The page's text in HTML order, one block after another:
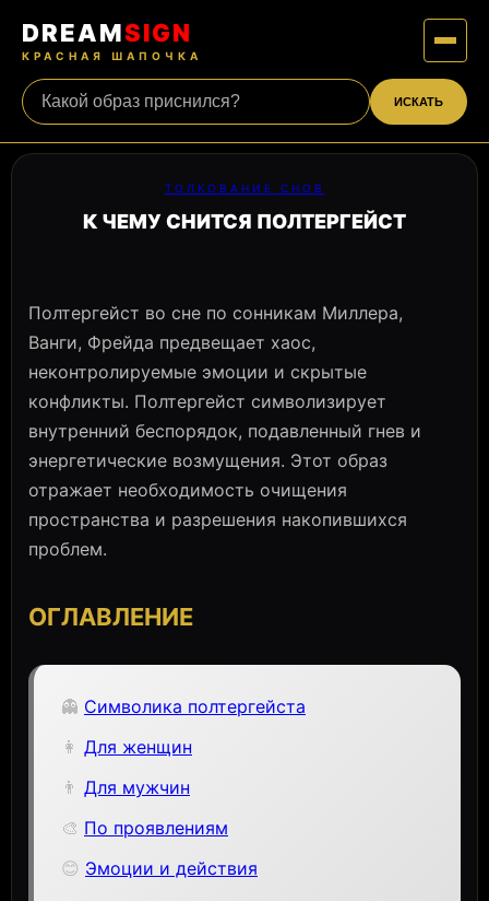
DREAMSIGN
КРАСНАЯ ШАПОЧКА
ИСКАТЬ
ТОЛКОВАНИЕ СНОВ
К ЧЕМУ СНИТСЯ ПОЛТЕРГЕЙСТ
Полтергейст во сне по сонникам Миллера,
Ванги, Фрейда предвещает хаос,
неконтролируемые эмоции и скрытые
конфликты. Полтергейст символизирует
внутренний беспорядок, подавленный гнев и
энергетические возмущения. Этот образ
отражает необходимость очищения
пространства и разрешения накопившихся
проблем.
ОГЛАВЛЕНИЕ
👻 Символика полтергейста
👩 Для женщин
👨 Для мужчин
🎨 По проявлениям
😊 Эмоции и действия